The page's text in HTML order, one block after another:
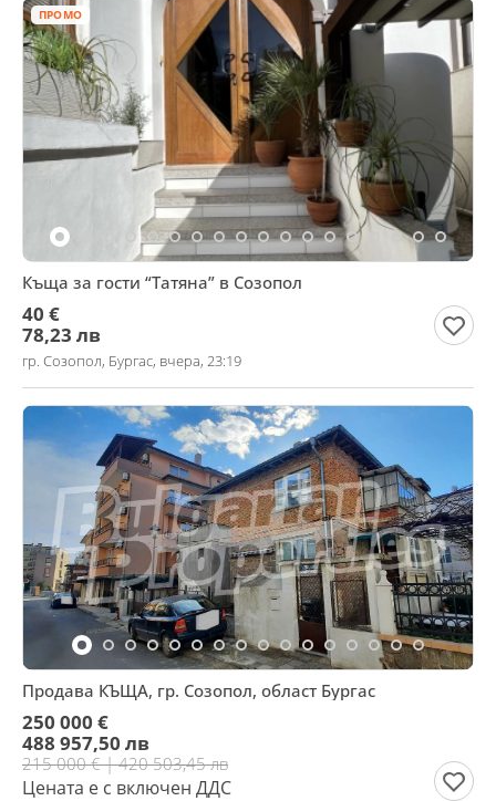
ПРОМО
Къща за гости “Татяна” в Созопол
40 €
78,23 лв
гр. Созопол, Бургас, вчера, 23:19
Продава КЪЩА, гр. Созопол, област Бургас
250 000 €
488 957,50 лв
215 000 € | 420 503,45 лв
Цената е с включен ДДС